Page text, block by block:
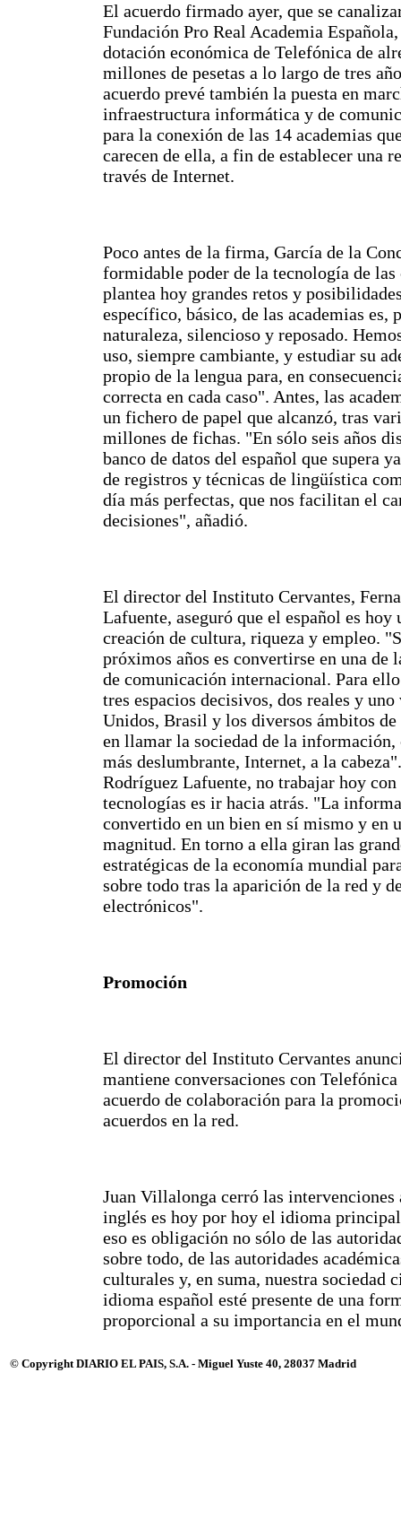
El acuerdo firmado ayer, que se
Fundación Pro Real Academia
dotación económica de Telefónica de
millones de pesetas a lo largo de tres
acuerdo prevé también la puesta en
infraestructura informática y de
para la conexión de las 14 academias
carecen de ella, a fin de establecer una
través de Internet.
Poco antes de la firma, García de la
formidable poder de la tecnología de las
plantea hoy grandes retos y
específico, básico, de las academias es,
naturaleza, silencioso y reposado.
uso, siempre cambiante, y estudiar su
propio de la lengua para, en
correcta en cada caso". Antes, las
un fichero de papel que alcanzó, tras
millones de fichas. "En sólo seis años
banco de datos del español que supera
de registros y técnicas de lingüística
día más perfectas, que nos facilitan el
decisiones", añadió.
El director del Instituto Cervantes,
Lafuente, aseguró que el español es hoy
creación de cultura, riqueza y empleo.
próximos años es convertirse en una de
de comunicación internacional. Para
tres espacios decisivos, dos reales y
Unidos, Brasil y los diversos ámbitos de
en llamar la sociedad de la información,
más deslumbrante, Internet, a la
Rodríguez Lafuente, no trabajar hoy con
tecnologías es ir hacia atrás. "La
convertido en un bien en sí mismo y en
magnitud. En torno a ella giran las
estratégicas de la economía mundial
sobre todo tras la aparición de la red y
electrónicos".
Promoción
El director del Instituto Cervantes
mantiene conversaciones con
acuerdo de colaboración para la
acuerdos en la red.
Juan Villalonga cerró las intervenciones
inglés es hoy por hoy el idioma
eso es obligación no sólo de las
sobre todo, de las autoridades
culturales y, en suma, nuestra sociedad
idioma español esté presente de una
proporcional a su importancia en el
© Copyright DIARIO EL PAIS, S.A. - Miguel Yuste 40, 28037 Madrid